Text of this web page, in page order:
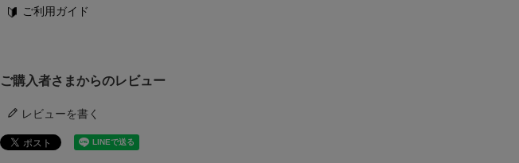
ご利用ガイド
ご購入者さまからのレビュー
レビューを書く